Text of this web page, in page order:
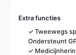
naam
Uw
Extra functies
✓ Tweewegs
Ondersteunt
✓